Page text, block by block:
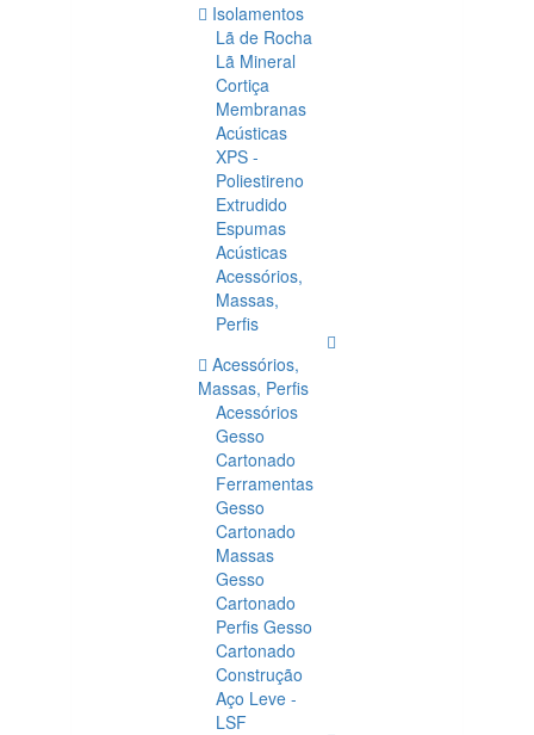
Isolamentos
Lã de Rocha
Lã Mineral
Cortiça
Membranas
Acústicas
XPS -
Poliestireno
Extrudido
Espumas
Acústicas
Acessórios,
Massas,
Perfis
Acessórios,
Massas, Perfis
Acessórios
Gesso
Cartonado
Ferramentas
Gesso
Cartonado
Massas
Gesso
Cartonado
Perfis Gesso
Cartonado
Construção
Aço Leve -
LSF